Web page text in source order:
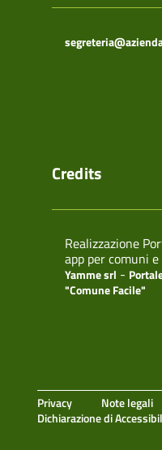
Credits
Realizzazione
app per comuni
Yamme srl -
"Comune Facile"
Privacy Note legali
Dichiarazione di